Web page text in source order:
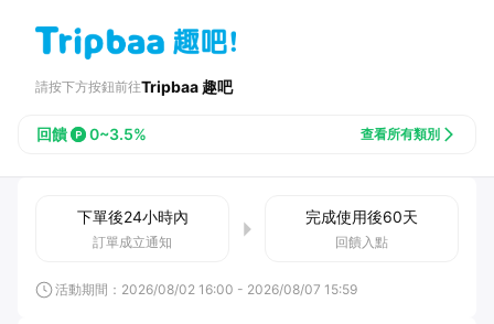
請按下方按鈕前往Tripbaa 趣吧
回饋 0~3.5% 查看所有類別
下單後24小時內
訂單成立通知
完成使用後60天
回饋入點
活動期間： 2026/08/02 16:00 - 2026/08/07 15:59